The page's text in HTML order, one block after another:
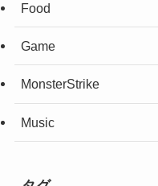
Food
Game
MonsterStrike
Music